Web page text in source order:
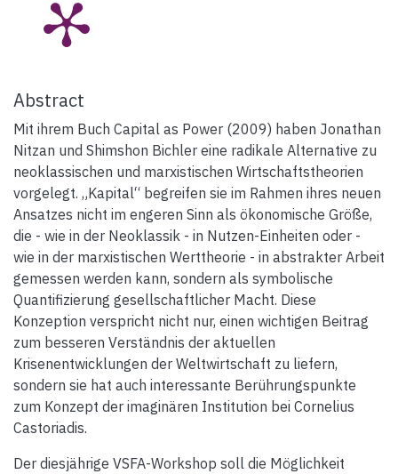
Abstract
Mit ihrem Buch Capital as Power (2009) haben Jonathan
Nitzan und Shimshon Bichler eine radikale Alternative zu
neoklassischen und marxistischen Wirtschaftstheorien
vorgelegt. „Kapital“ begreifen sie im Rahmen ihres neuen
Ansatzes nicht im engeren Sinn als ökonomische Größe,
die - wie in der Neoklassik - in Nutzen-Einheiten oder -
wie in der marxistischen Werttheorie - in abstrakter Arbeit
gemessen werden kann, sondern als symbolische
Quantifizierung gesellschaftlicher Macht. Diese
Konzeption verspricht nicht nur, einen wichtigen Beitrag
zum besseren Verständnis der aktuellen
Krisenentwicklungen der Weltwirtschaft zu liefern,
sondern sie hat auch interessante Berührungspunkte
zum Konzept der imaginären Institution bei Cornelius
Castoriadis.
Der diesjährige VSFA-Workshop soll die Möglichkeit